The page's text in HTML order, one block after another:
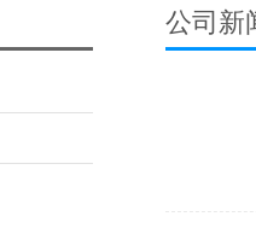
公司新